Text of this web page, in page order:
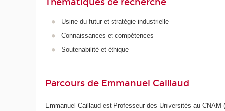
Thématiques de recherche
Usine du futur et stratégie industrielle
Connaissances et compétences
Soutenabilité et éthique
Parcours de Emmanuel Caillaud
Emmanuel Caillaud est Professeur des Universités au